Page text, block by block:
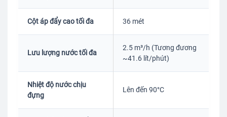
Cột áp đẩy cao tối đa 36 mét
Lưu lượng nước tối đa
2.5 m³/h (Tương đương
~41.6 lít/phút)
Nhiệt độ nước chịu
đựng
Lên đến 90°C